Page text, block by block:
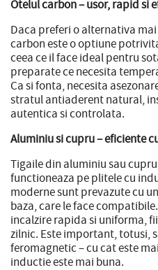
Otelul carbon – usor, rapid si
Daca preferi o alternativa
carbon este o optiune
ceea ce il face ideal pentru
preparate ce necesita
Ca si fonta, necesita
stratul antiaderent natural,
autentica si controlata.
Aluminiu si cupru – eficiente
Tigaile din aluminiu sau
functioneaza pe plitele cu
moderne sunt prevazute cu
baza, care le face
incalzire rapida si uniforma,
zilnic. Este important, totusi,
feromagnetic – cu cat este
inductie este mai buna.